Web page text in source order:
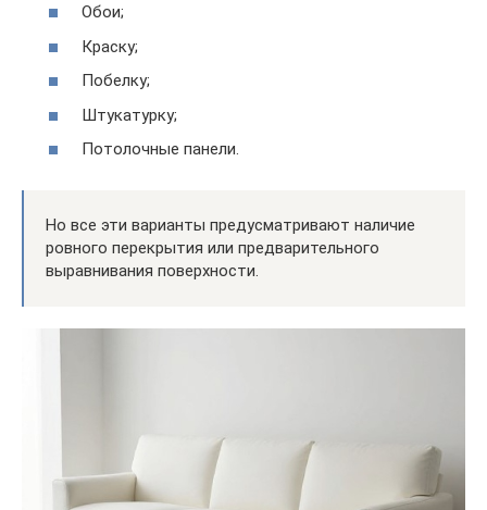
Обои;
Краску;
Побелку;
Штукатурку;
Потолочные панели.
Но все эти варианты предусматривают наличие
ровного перекрытия или предварительного
выравнивания поверхности.